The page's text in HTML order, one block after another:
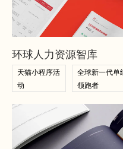
环球人力资源智库
天猫小程序活
动
全球新一代单
领跑者